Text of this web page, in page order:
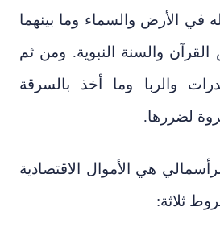
في الأرض والسماء وما بينهما
القرآن والسنة النبوية. ومن ثم
والربا وما أخذ بالسرقة
لضررها.
هي الأموال الاقتصادية
ثلاثة: